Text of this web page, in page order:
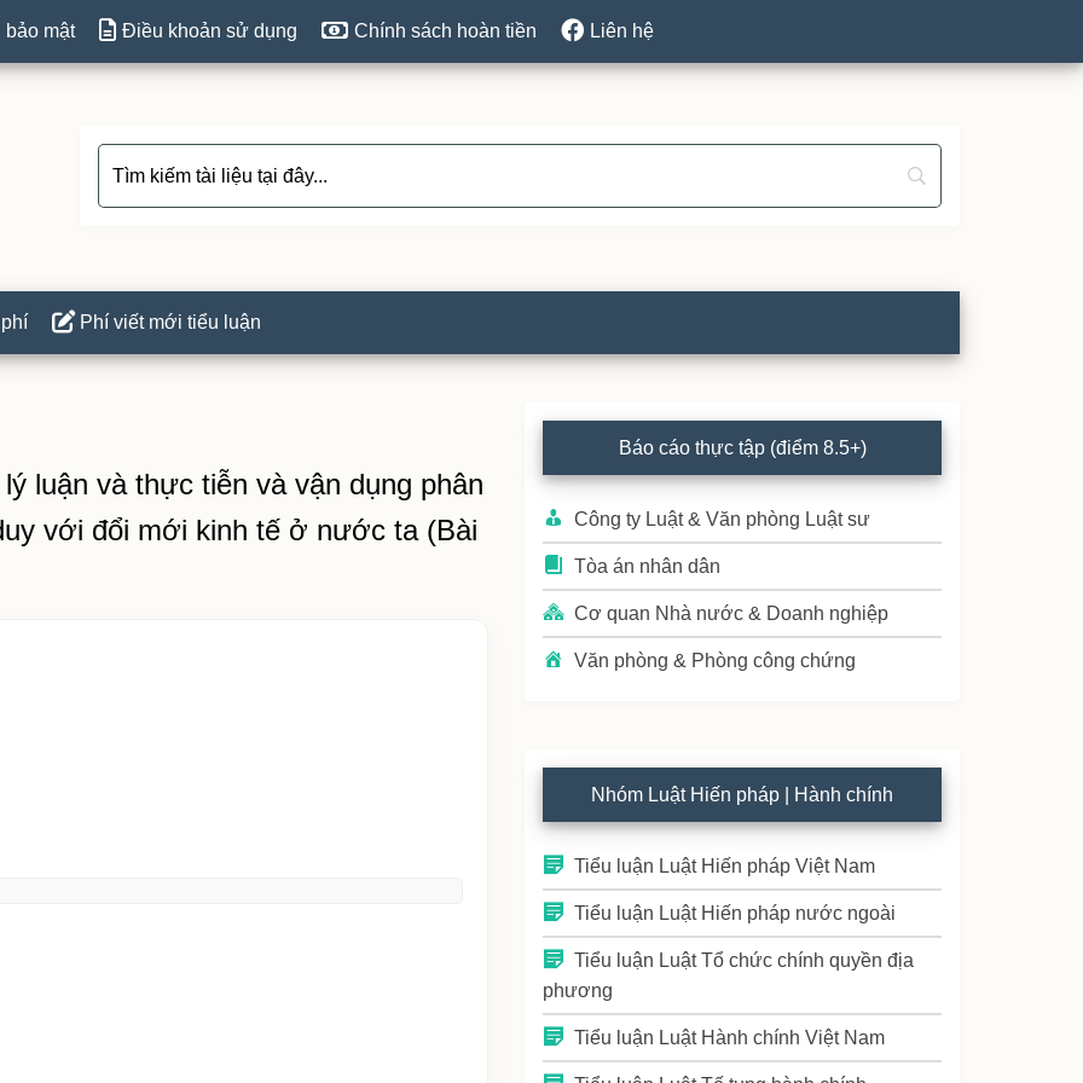
bảo mật Điều khoản sử dụng Chính sách hoàn tiền Liên hệ
Phí viết mới tiểu luận
luận và thực tiễn và vận dụng phân
với đổi mới kinh tế ở nước ta (Bài
Primary
Sidebar
Báo cáo thực tập (điểm 8.5+)
Công ty Luật & Văn phòng Luật sư
Tòa án nhân dân
Cơ quan Nhà nước & Doanh nghiệp
Văn phòng & Phòng công chứng
Nhóm Luật Hiến pháp | Hành chính
Tiểu luận Luật Hiến pháp Việt Nam
Tiểu luận Luật Hiến pháp nước ngoài
Tiểu luận Luật Tổ chức chính quyền địa
phương
Tiểu luận Luật Hành chính Việt Nam